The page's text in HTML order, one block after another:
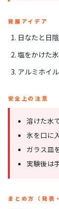
発展アイデア
日なたと日
塩をかけた
アルミホイ
安全上の注意
溶けた水
氷を口に
ガラス皿
実験後は
まとめ方（発表